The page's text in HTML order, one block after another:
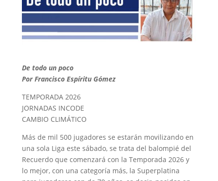
De todo un poco
Por Francisco Espíritu Gómez
TEMPORADA 2026
JORNADAS INCODE
CAMBIO CLIMÁTICO
Más de mil 500 jugadores se estarán movilizando en
una sola Liga este sábado, se trata del balompié del
Recuerdo que comenzará con la Temporada 2026 y
lo mejor, con una categoría más, la Superplatina